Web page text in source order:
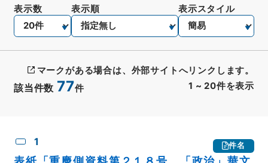
該当件数 77件 1 ~ 20件を表示
表示数 表示順 表示スタイル
マークがある場合は、外部サイトへリンクします。
1 件名
表紙「重慶側資料第２１８号 「政治」華文